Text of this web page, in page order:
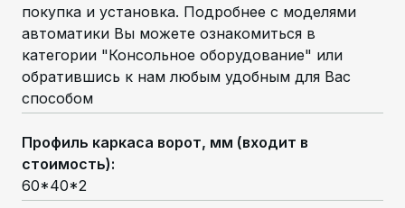
покупка и установка. Подробнее с моделями
автоматики Вы можете ознакомиться в
категории "Консольное оборудование" или
обратившись к нам любым удобным для Вас
способом
Профиль каркаса ворот, мм (входит в
стоимость):
60*40*2